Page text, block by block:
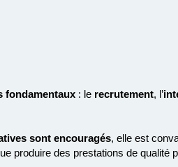
fondamentaux : le recrutement, l’
sont encouragés, elle est
produire des prestations de qualité